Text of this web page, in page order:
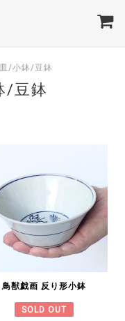
/小鉢/豆鉢
/豆鉢
鳥獣戯画 反り形小鉢
SOLD OUT